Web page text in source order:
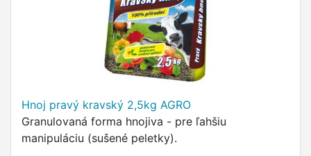
Hnoj pravý kravský 2,5kg AGRO
Granulovaná forma hnojiva - pre ľahšiu
manipuláciu (sušené peletky).